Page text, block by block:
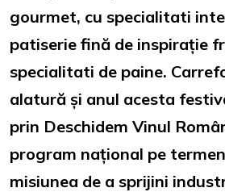
gourmet, cu specialitati
patiserie fină de inspirație
specialitati de paine.
alatură și anul acesta
prin Deschidem Vinul
program național pe
misiunea de a sprijini